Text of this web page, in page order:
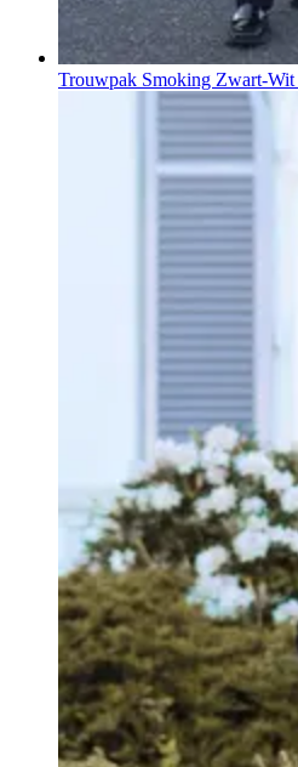
Trouwpak Smoking Zwart-Wit